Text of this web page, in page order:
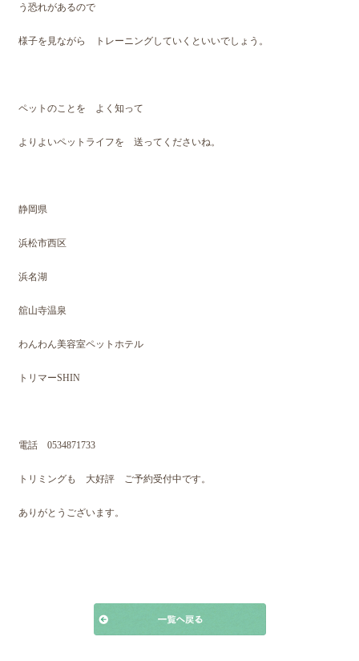
う恐れがあるので
様子を見ながら トレーニングしていくといいでしょう。
ペットのことを よく知って
よりよいペットライフを 送ってくださいね。
静岡県
浜松市西区
浜名湖
舘山寺温泉
わんわん美容室ペットホテル
トリマーSHIN
電話 0534871733
トリミングも 大好評 ご予約受付中です。
ありがとうございます。